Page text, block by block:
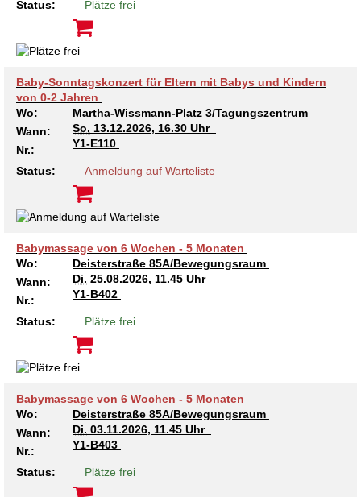
Kindertagesstätte Schneiderberg
Kindertagesstätte Sylter Weg
Kindertagesstätte Tresckowstraße
Kindertagesstätte Voltmerstraße
Kindertagesstätte Wiehbergstraße
Offene Sprach-Sprechstunde
Familienzentrum
Kindertagesstätte Mühenkamp / Familienzentrum
Kindertagesstätte Petermannstraße /
Familienzentrum
Kindertagesstätte Pfarrlandplatz
Hör- und Sprachheilkindergarten Ratswiese
Kindertagesstätte Rosenbergstraße
Kindertagesstätte Schneiderberg
Kindertagesstätte Schweriner Straße /
Familienzentrum
Kindertagesstätte Sylter Weg
Kindertagesstätte Voltmerstraße
Status: Plätze frei
Baby-Sonntagskonzert für Eltern mit Babys und Kindern
von 0-2 Jahren
Wo:
Martha-Wissmann-Platz 3/Tagungszentrum
Wann:
So. 13.12.2026, 16.30 Uhr
Nr.:
Y1-E110
Status: Anmeldung auf Warteliste
Babymassage von 6 Wochen - 5 Monaten
Wo:
Deisterstraße 85A/Bewegungsraum
Wann:
Di. 25.08.2026, 11.45 Uhr
Nr.:
Y1-B402
Status: Plätze frei
Babymassage von 6 Wochen - 5 Monaten
Wo:
Deisterstraße 85A/Bewegungsraum
Wann:
Di. 03.11.2026, 11.45 Uhr
Nr.:
Y1-B403
Status: Plätze frei